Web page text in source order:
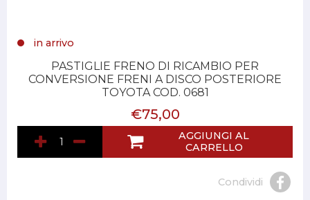
in arrivo
PASTIGLIE FRENO DI RICAMBIO PER
CONVERSIONE FRENI A DISCO POSTERIORE
TOYOTA COD. 0681
€75,00
AGGIUNGI AL
CARRELLO
Condividi